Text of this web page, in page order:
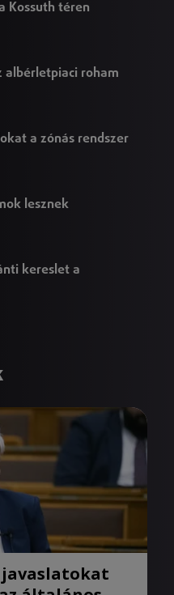
Kossuth téren
albérletpiaci roham
a zónás rendszer
lesznek
kereslet a